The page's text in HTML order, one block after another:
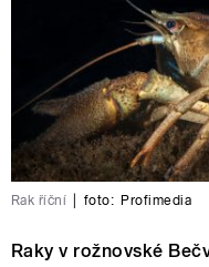
Rak říční foto: Profimedia
Raky v rožnovské